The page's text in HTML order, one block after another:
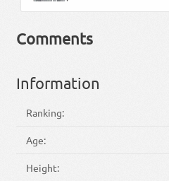
Comments
Information
Ranking:
Age:
Height: